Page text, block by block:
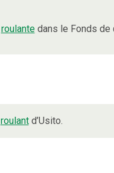
roulantedans le Fonds de
roulantd’Usito.